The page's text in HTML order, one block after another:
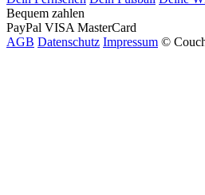
Bequem zahlen
PayPal VISA MasterCard
AGB Datenschutz Impressum ©